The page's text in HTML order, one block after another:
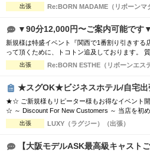
と特典も盛り沢山 一度、お試しくださいませ RE:BORN Group 標準サービス スタ
ンダードコース内容 衣装 泡洗体 鼠蹊部ケア オ
出張 Re:BORN MADAME（リボーンマ
▼90分12,000円〜ご案内可能です▼
新規様は特盛イベント『関西で1番割り引きする店』 当店を一人でも多くの方
って頂くために、トコトン追及しております。 質・価格・その他企画も含めて ま
ずはご利用いただきたいので お電話を持ってご連絡お願
願い申し上げます。
出張 Re:BORN ESTHE（リボーンエス
★スグOK★ビジネスホテル/自宅
★☆ ご新規様もリピーター様もお得なイベント開催中 ☆★ ☆【 ご
☆ ～ Discount For New Customers ～ 当店を初
・初回限定で各コース総額より3,000円割引 ☆【 新人割 】☆ ～ New Face Therapi
st ～ NEW FACE マークの付いているセラピスト
出張 LUXY（ラグジー）（出張）
【大阪モデルASK最高級キャストご